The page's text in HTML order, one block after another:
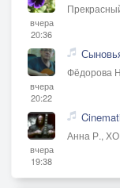
вчера
20:36
вчера
20:22
Фёдорова
вчера
19:38
Анна Р.,